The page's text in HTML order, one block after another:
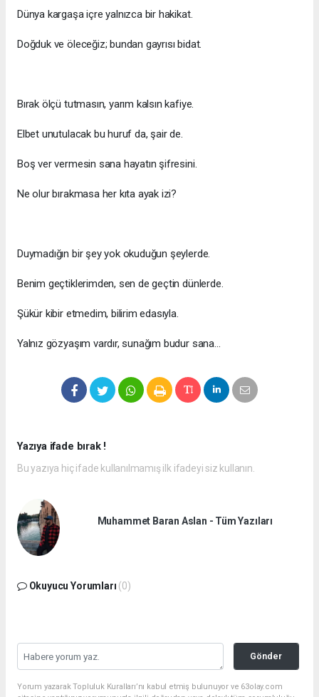
Dünya kargaşa içre yalnızca bir hakikat.
Doğduk ve öleceğiz; bundan gayrısı bidat.
Bırak ölçü tutmasın, yarım kalsın kafiye.
Elbet unutulacak bu huruf da, şair de.
Boş ver vermesin sana hayatın şifresini.
Ne olur bırakmasa her kıta ayak izi?
Duymadığın bir şey yok okuduğun şeylerde.
Benim geçtiklerimden, sen de geçtin dünlerde.
Şükür kibir etmedim, bilirim edasıyla.
Yalnız gözyaşım vardır, sunağım budur sana...
Yazıya ifade bırak !
Bu yazıya hiç ifade kullanılmamış ilk ifadeyi siz kullanın.
Muhammet Baran Aslan - Tüm Yazıları
Okuyucu Yorumları (0)
Gönder
Yorum yazarak Topluluk Kuralları’nı kabul etmiş bulunuyor ve 63olay.com